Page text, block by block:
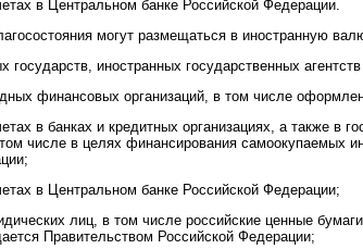
в Центральном банке Российской Федерации.
могут размещаться в иностранную
государств, иностранных государственных
финансовых организаций, в том числе
в банках и кредитных организациях, а также в
числе в целях финансирования самоокупаемых
в Центральном банке Российской Федерации;
лиц, в том числе российские ценные
Правительством Российской Федерации;